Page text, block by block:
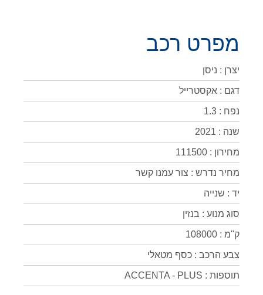
מפרט רכב
יצרן : ניסן
דגם : אקסטרייל
נפח : 1.3
שנה : 2021
מחירון : 111500
מחיר נדרש : צור עמנו קשר
יד : שנייה
סוג מנוע : בנזין
ק''מ : 108000
צבע הרכב : כסף מטאלי
תוספות : ACCENTA - PLUS